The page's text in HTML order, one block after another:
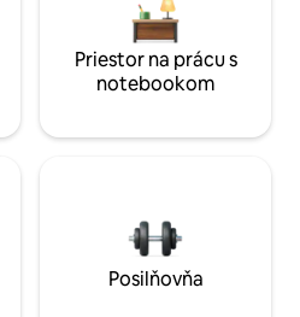
Priestor na prácu s
notebookom
Posilňovňa